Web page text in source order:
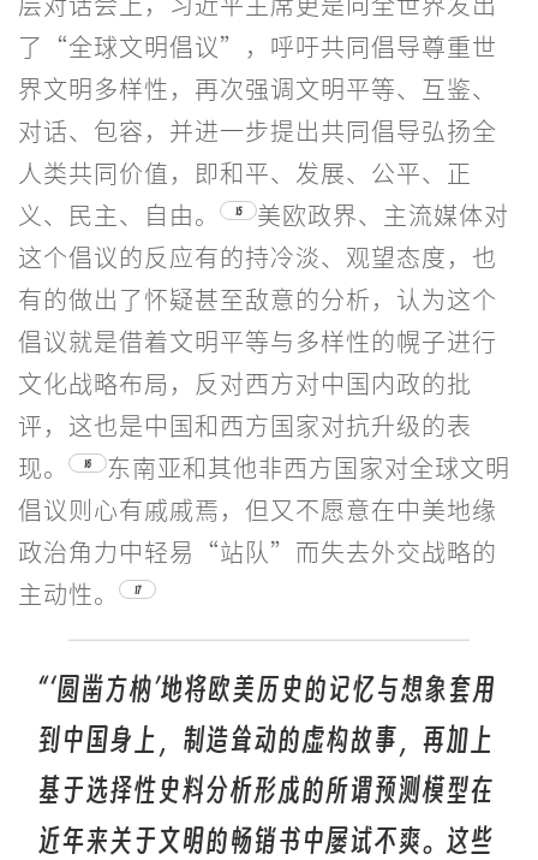
了“全球文明倡议”，呼吁共同倡导尊重世
界文明多样性，再次强调文明平等、互鉴、
对话、包容，并进一步提出共同倡导弘扬全
人类共同价值，即和平、发展、公平、正
义、民主、自由。
15
美欧政界、主流媒体对
这个倡议的反应有的持冷淡、观望态度，也
有的做出了怀疑甚至敌意的分析，认为这个
倡议就是借着文明平等与多样性的幌子进行
文化战略布局，反对西方对中国内政的批
评，这也是中国和西方国家对抗升级的表
现。
16
东南亚和其他非西方国家对全球文明
倡议则心有戚戚焉，但又不愿意在中美地缘
政治角力中轻易“站队”而失去外交战略的
主动性。
17
“‘圆凿方枘’地将欧美历史的记忆与想象套用
到中国身上，制造耸动的虚构故事，再加上
基于选择性史料分析形成的所谓预测模型在
近年来关于文明的畅销书中屡试不爽。这些